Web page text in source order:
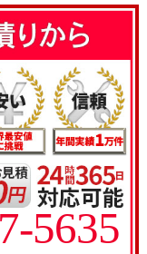
5635